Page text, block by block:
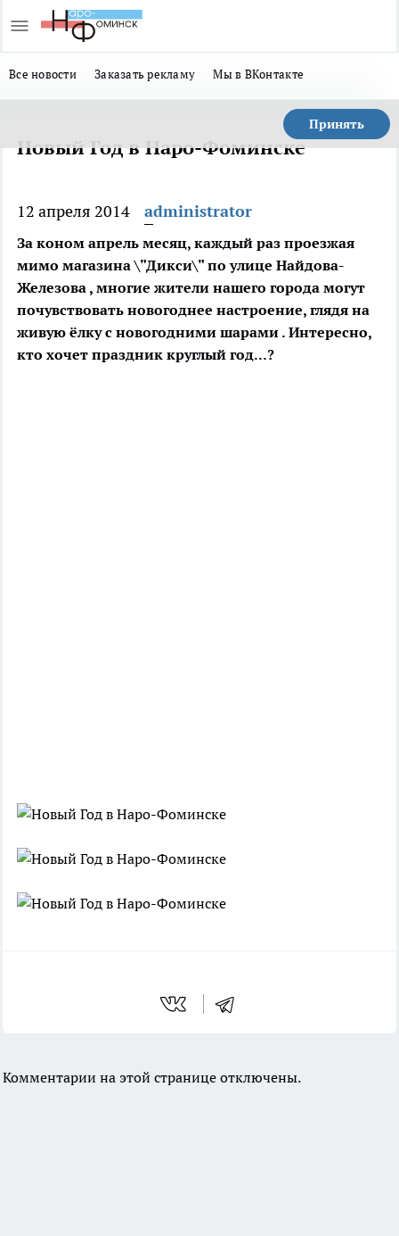
Все новости Заказать рекламу Мы в ВКонтакте
Принять
Новый Год в Наро-Фоминске
12 апреля 2014 administrator
За коном апрель месяц, каждый раз проезжая
мимо магазина \"Дикси\" по улице Найдова-
Железова , многие жители нашего города могут
почувствовать новогоднее настроение, глядя на
живую ёлку с новогодними шарами . Интересно,
кто хочет праздник круглый год...?
Комментарии на этой странице отключены.